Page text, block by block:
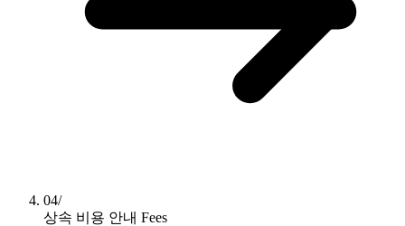
04/
상속 비용 안내 Fees